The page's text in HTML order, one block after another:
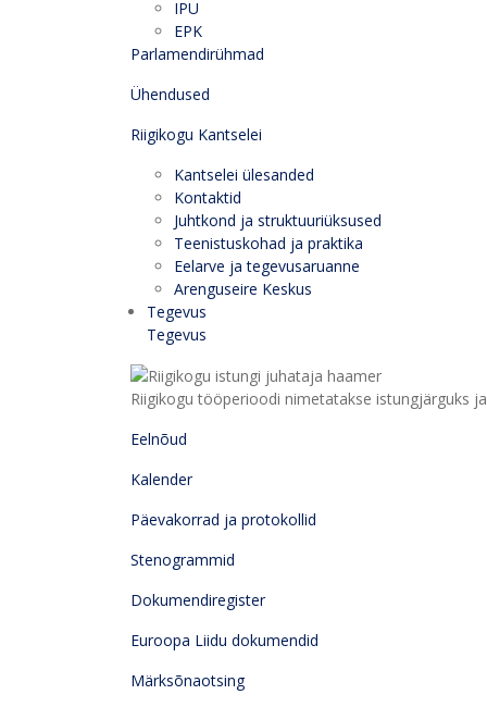
IPU
EPK
Parlamendirühmad
Ühendused
Riigikogu Kantselei
Kantselei ülesanded
Kontaktid
Juhtkond ja struktuuriüksused
Teenistuskohad ja praktika
Eelarve ja tegevusaruanne
Arenguseire Keskus
Tegevus
Tegevus
Riigikogu tööperioodi nimetatakse istungjärguks
Eelnõud
Kalender
Päevakorrad ja protokollid
Stenogrammid
Dokumendiregister
Euroopa Liidu dokumendid
Märksõnaotsing